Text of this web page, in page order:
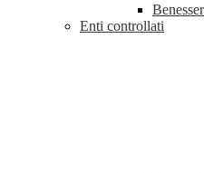
Enti controllati